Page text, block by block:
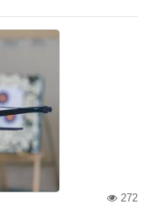
272